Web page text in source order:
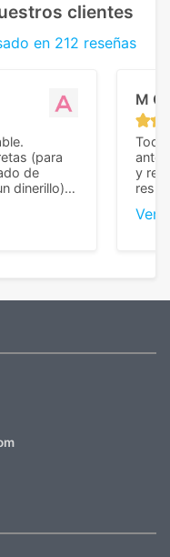
clientes
en 212 reseñas
(para
de
dinerillo) y
calidad
M C
Todo
y
Ver
últimas